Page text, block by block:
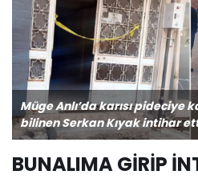
Müge Anlı’da karısı
bilinen Serkan Kıyak intihar
BUNALIMA GİRİP